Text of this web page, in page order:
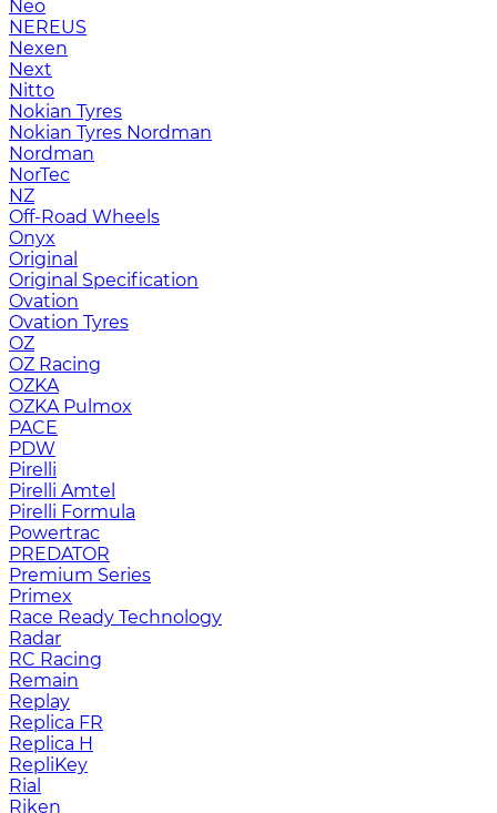
Neo
NEREUS
Nexen
Next
Nitto
Nokian Tyres
Nokian Tyres Nordman
Nordman
NorTec
NZ
Off-Road Wheels
Onyx
Original
Original Specification
Ovation
Ovation Tyres
OZ
OZ Racing
OZKA
OZKA Pulmox
PACE
PDW
Pirelli
Pirelli Amtel
Pirelli Formula
Powertrac
PREDATOR
Premium Series
Primex
Race Ready Technology
Radar
RC Racing
Remain
Replay
Replica FR
Replica H
RepliKey
Rial
Riken